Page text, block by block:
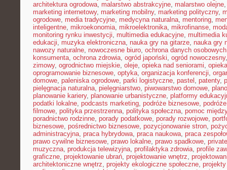
architektura ogrodowa, malarstwo abstrakcyjne, malarstwo olejne
marketing internetowy, marketing mobilny, marketing polityczny,
ogrodowe, media tradycyjne, medycyna naturalna, mentoring,
inteligentne, mikroekonomia, mikroelektronika, mikrofinanse,
monitoring rynku inwestycji, multimedia edukacyjne, multimedia
edukacji, muzyka elektroniczna, nauka gry na gitarze, nauka gry
nawozy naturalne, nowoczesne biuro, ochrona danych osobowych
konsumenta, ochrona zdrowia, ogród japoński, ogród nowoczesny
zimowy, ogrodnictwo miejskie, oleje, opieka nad seniorami,
oprogramowanie biznesowe, optyka, organizacja konferencji,
domowe, paleniska ogrodowe, parki logistyczne, pastel , patenty,
pielęgnacja naturalna, pielęgniarstwo, piwowarstwo domowe,
planowanie kariery, planowanie urbanistyczne, platformy
podatki lokalne, podcasts marketing, podróże biznesowe,
filmowe, polityka przestrzenna, polityka społeczna, pomoc
poradnictwo rodzinne, porady podatkowe, porady rozwojowe,
biznesowe, pośrednictwo biznesowe, pozycjonowanie stron,
administracyjna, praca hybrydowa, praca naukowa, praca
prawo cywilne biznesowe, prawo lokalne, prawo spadkowe,
muzyczna, produkcja telewizyjna, profilaktyka zdrowia, profile
graficzne, projektowanie ubrań, projektowanie wnętrz,
architektoniczne wnętrz, projekty ekologiczne społeczne,